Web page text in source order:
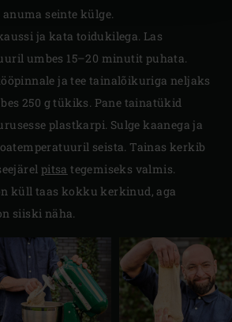
seinte külge.
ja kata toidukilega. Las
umbes 15–20 minutit puhata.
ja tee tainalõikuriga neljaks
250 g tükiks. Pane tainatükid
plastkarpi. Sulge kaanega ja
seista. Tainas kerkib
pitsa tegemiseks valmis.
küll taas kokku kerkinud, aga
siiski näha.